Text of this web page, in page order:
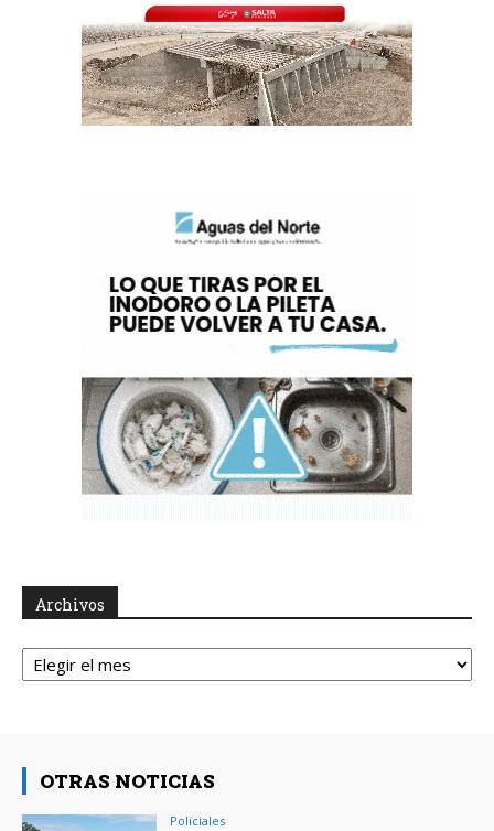
Archivos
Archivos
OTRAS NOTICIAS
Policiales